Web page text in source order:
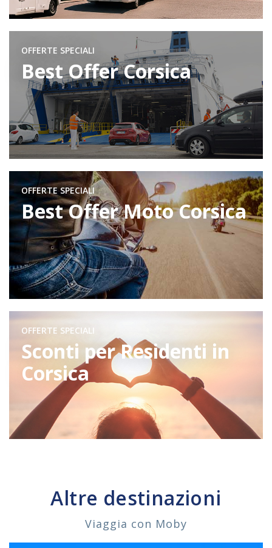
OFFERTE SPECIALI
Best Offer Corsica
OFFERTE SPECIALI
Best Offer Moto Corsica
OFFERTE SPECIALI
Sconti per Residenti in
Corsica
Altre destinazioni
Viaggia con Moby